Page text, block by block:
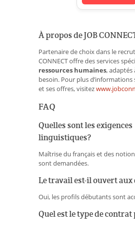
À propos de JOB
Partenaire de choix dans le
CONNECT offre des services
ressources humaines, adaptés
besoin. Pour plus d’informations
et ses offres, visitez
FAQ
Quelles sont les exigences
linguistiques?
Maîtrise du français et des
sont demandées.
Le travail est-il ouvert
Oui, les profils débutants sont
Quel est le type de contrat